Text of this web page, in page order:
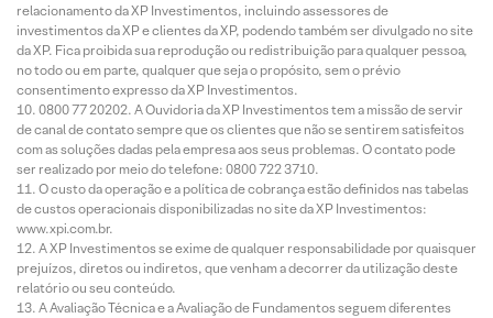
relacionamento da XP Investimentos, incluindo assessores de
investimentos da XP e clientes da XP, podendo também ser divulgado no site
da XP. Fica proibida sua reprodução ou redistribuição para qualquer pessoa,
no todo ou em parte, qualquer que seja o propósito, sem o prévio
consentimento expresso da XP Investimentos.
0800 77 20202. A Ouvidoria da XP Investimentos tem a missão de servir
de canal de contato sempre que os clientes que não se sentirem satisfeitos
com as soluções dadas pela empresa aos seus problemas. O contato pode
ser realizado por meio do telefone: 0800 722 3710.
O custo da operação e a política de cobrança estão definidos nas tabelas
de custos operacionais disponibilizadas no site da XP Investimentos:
www.xpi.com.br.
A XP Investimentos se exime de qualquer responsabilidade por quaisquer
prejuízos, diretos ou indiretos, que venham a decorrer da utilização deste
relatório ou seu conteúdo.
A Avaliação Técnica e a Avaliação de Fundamentos seguem diferentes